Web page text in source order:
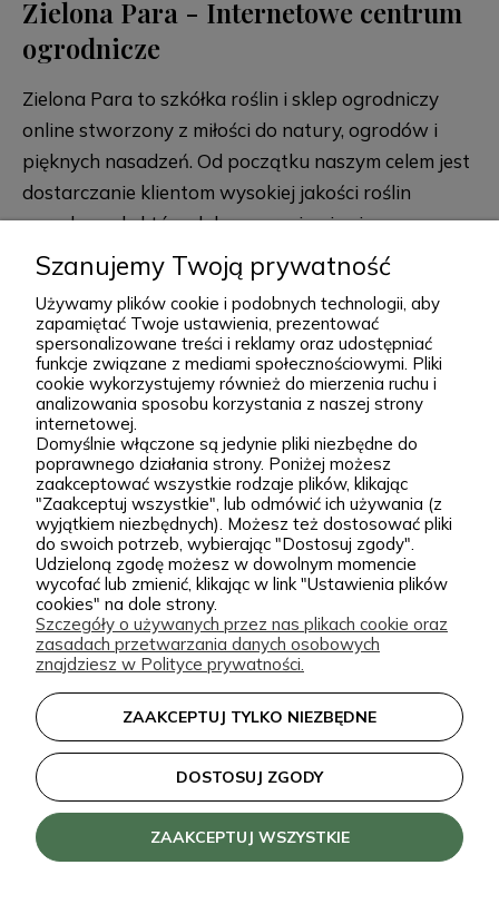
Zielona Para - Internetowe centrum
ogrodnicze
Zielona Para to szkółka roślin i sklep ogrodniczy
online stworzony z miłości do natury, ogrodów i
pięknych nasadzeń. Od początku naszym celem jest
dostarczanie klientom wysokiej jakości roślin
ogrodowych, które dobrze przyjmują się po
posadzeniu i przez lata zdobią przydomowe
rabaty, skalniaki, ogrody naturalistyczne oraz
większe kompozycje krajobrazowe. Za Zieloną Parą
stoją Wiktor i Klaudia, którzy z dużą starannością
dobierają każdą odmianę dostępną w naszej
ofercie. W sprzedaży znajdziesz zarówno
sprawdzone, klasyczne gatunki, jak i ciekawsze,
bardziej unikatowe krzewy ozdobne, drzewa, byliny
oraz sadzonki do ogrodu. Każda roślina jest przez
nas pielęgnowana, nawożona, przycinana i
przygotowywana tak, aby mogła trafić do Twojego
ogrodu w jak najlepszej kondycji. W Zielonej Parze
stawiamy przede wszystkim na jakość sadzonek.
Wiemy, że dobrze ukorzeniona, zdrowa roślina to
podstawa udanego ogrodu, dlatego nie traktujemy
sprzedaży roślin jak zwykłej wysyłki produktu.
Nasze sadzonki są starannie prowadzone i
zabezpieczane przed transportem, dzięki czemu
klienci doceniają je za wygląd, kondycję oraz dobre
przyjęcie po posadzeniu. Pozytywne opinie o
rozwiń więcej
Podgórna 9, 97-565 Brudzice
+48 793 037 145
kontakt@zielonapara.pl
Kategorie
Informacje
zielonapara.pl © 2026
Made with
by
Szanujemy Twoją prywatność
Używamy plików cookie i podobnych technologii, aby
zapamiętać Twoje ustawienia, prezentować
spersonalizowane treści i reklamy oraz udostępniać
funkcje związane z mediami społecznościowymi. Pliki
cookie wykorzystujemy również do mierzenia ruchu i
analizowania sposobu korzystania z naszej strony
internetowej.
Domyślnie włączone są jedynie pliki niezbędne do
poprawnego działania strony. Poniżej możesz
zaakceptować wszystkie rodzaje plików, klikając
"Zaakceptuj wszystkie", lub odmówić ich używania (z
wyjątkiem niezbędnych). Możesz też dostosować pliki
do swoich potrzeb, wybierając "Dostosuj zgody".
Udzieloną zgodę możesz w dowolnym momencie
wycofać lub zmienić, klikając w link "Ustawienia plików
cookies" na dole strony.
Szczegóły o używanych przez nas plikach cookie oraz
zasadach przetwarzania danych osobowych
znajdziesz w Polityce prywatności.
ZAAKCEPTUJ TYLKO NIEZBĘDNE
DOSTOSUJ ZGODY
ZAAKCEPTUJ WSZYSTKIE